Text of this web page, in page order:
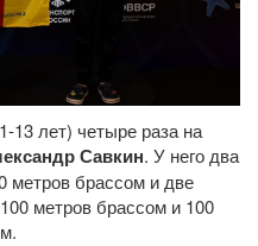
13 лет) четыре раза на
Савкин. У него два
метров брассом и две
метров брассом и 100